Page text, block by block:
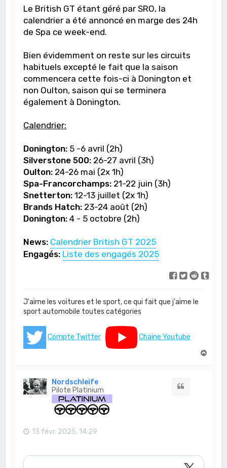
Le British GT étant géré par SRO, la
calendrier a été annoncé en marge des 24h
de Spa ce week-end.
Bien évidemment on reste sur les circuits
habituels excepté le fait que la saison
commencera cette fois-ci à Donington et
non Oulton, saison qui se terminera
également à Donington.
Calendrier:
Donington: 5 -6 avril (2h)
Silverstone 500: 26-27 avril (3h)
Oulton: 24-26 mai (2x 1h)
Spa-Francorchamps: 21-22 juin (3h)
Snetterton: 12-13 juillet (2x 1h)
Brands Hatch: 23-24 août (2h)
Donington: 4 - 5 octobre (2h)
News: Calendrier British GT 2025
Engagés: Liste des engagés 2025
J'aime les voitures et le sport, ce qui fait que j'aime le
sport automobile toutes catégories
Compte Twitter
Chaine Youtube
Nordschleife
Pilote Platinium
13 févr. 2025, 14:29